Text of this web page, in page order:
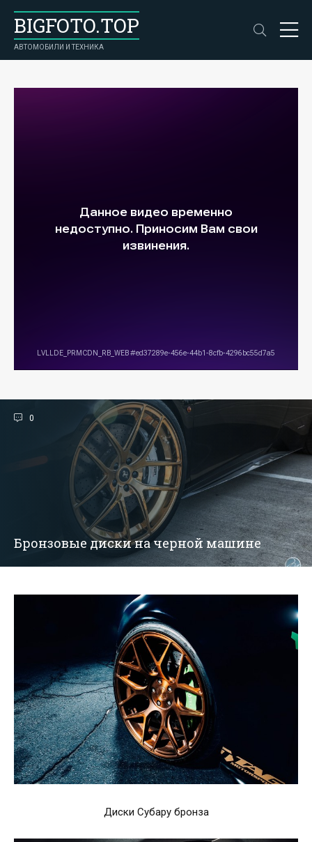
BIGFOTO.TOP
АВТОМОБИЛИ И ТЕХНИКА
0
Бронзовые диски на черной машине
Диски Субару бронза